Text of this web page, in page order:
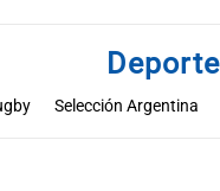
Selección Argentina